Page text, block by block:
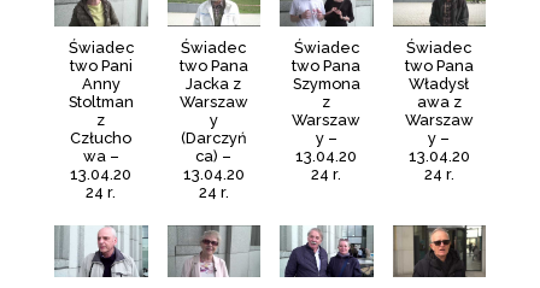
Świadec
two Pani
Anny
Stoltman
z
Człucho
wa –
13.04.20
24 r.
Świadec
two Pana
Jacka z
Warszaw
y
(Darczyń
ca) –
13.04.20
24 r.
Świadec
two Pana
Szymona
z
Warszaw
y –
13.04.20
24 r.
Świadec
two Pana
Władysł
awa z
Warszaw
y –
13.04.20
24 r.